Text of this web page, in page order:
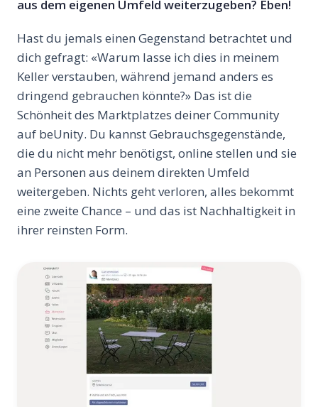
aus dem eigenen Umfeld weiterzugeben? Eben!
Hast du jemals einen Gegenstand betrachtet und
dich gefragt: «Warum lasse ich dies in meinem
Keller verstauben, während jemand anders es
dringend gebrauchen könnte?» Das ist die
Schönheit des Marktplatzes deiner Community
auf beUnity. Du kannst Gebrauchsgegenstände,
die du nicht mehr benötigst, online stellen und sie
an Personen aus deinem direkten Umfeld
weitergeben. Nichts geht verloren, alles bekommt
eine zweite Chance – und das ist Nachhaltigkeit in
ihrer reinsten Form.